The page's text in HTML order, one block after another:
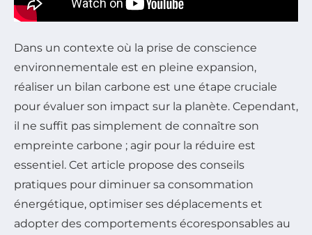
Dans un contexte où la prise de conscience
environnementale est en pleine expansion,
réaliser un bilan carbone est une étape cruciale
pour évaluer son impact sur la planète. Cependant,
il ne suffit pas simplement de connaître son
empreinte carbone ; agir pour la réduire est
essentiel. Cet article propose des conseils
pratiques pour diminuer sa consommation
énergétique, optimiser ses déplacements et
adopter des comportements écoresponsables au